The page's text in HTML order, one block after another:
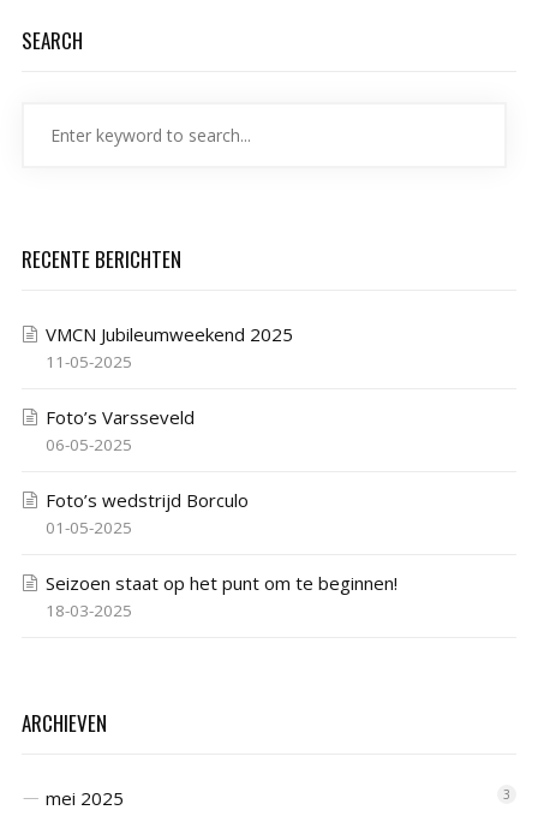
SEARCH
RECENTE BERICHTEN
VMCN Jubileumweekend 2025
11-05-2025
Foto’s Varsseveld
06-05-2025
Foto’s wedstrijd Borculo
01-05-2025
Seizoen staat op het punt om te beginnen!
18-03-2025
ARCHIEVEN
mei 2025 3